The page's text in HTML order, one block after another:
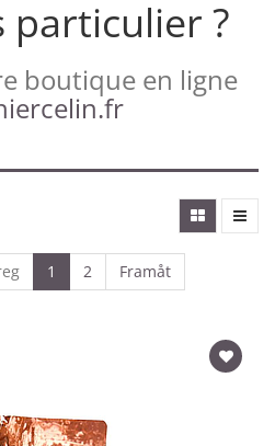
particulier ?
boutique en ligne
1 2 Framåt